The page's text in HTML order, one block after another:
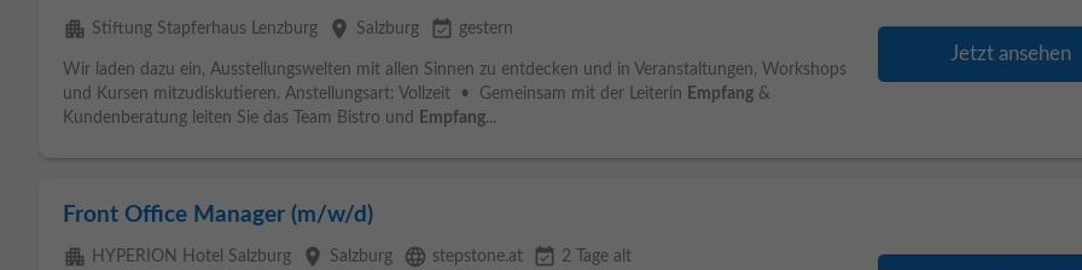
apartment Stiftung Stapferhaus Lenzburg place Salzburg event_available gestern
Wir laden dazu ein, Ausstellungswelten mit allen Sinnen zu entdecken und in Veranstaltungen, Workshops
und Kursen mitzudiskutieren. Anstellungsart: Vollzeit • Gemeinsam mit der Leiterin Empfang &
Kundenberatung leiten Sie das Team Bistro und
Empfang...
Jetzt ansehen
Front Office Manager (m/w/d)
apartment HYPERION Hotel Salzburg place Salzburg language stepstone.at event_available 2 Tage alt